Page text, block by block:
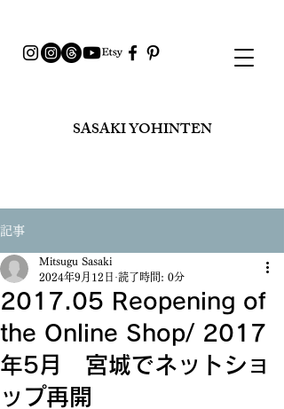
SASAKI YOHINTEN​
記事
2017.05 Reopening of
the Online Shop/ 2017
年5月 宮城でネットショ
ップ再開
Mitsugu Sasaki
2024年9月12日 読了時間: 0分